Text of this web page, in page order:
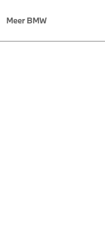
Meer BMW